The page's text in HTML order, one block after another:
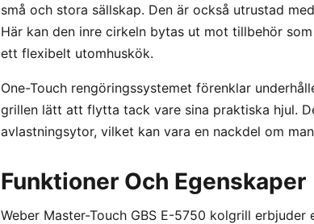
små och stora sällskap. Den är också utrustad
Här kan den inre cirkeln bytas ut mot tillbehör
ett flexibelt utomhuskök.
One-Touch rengöringssystemet förenklar
grillen lätt att flytta tack vare sina praktiska hjul.
avlastningsytor, vilket kan vara en nackdel om
Funktioner Och Egenskaper
Weber Master-Touch GBS E-5750 kolgrill